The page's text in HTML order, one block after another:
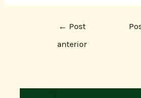
← Post
anterior